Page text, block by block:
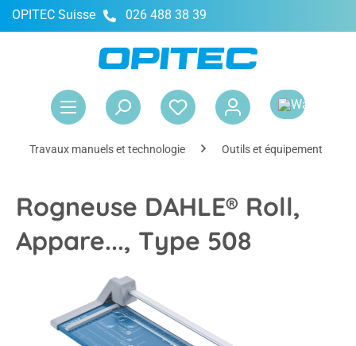
principal
OPITEC Suisse 026 488 38 39
Travaux manuels et technologie Outils et équipement
Rogneuse DAHLE® Roll,
Appare..., Type 508
Ignorer la galerie d'images